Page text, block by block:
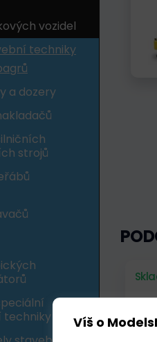
vozidel
techniky
a dozery
strojů
techniky
Víš o